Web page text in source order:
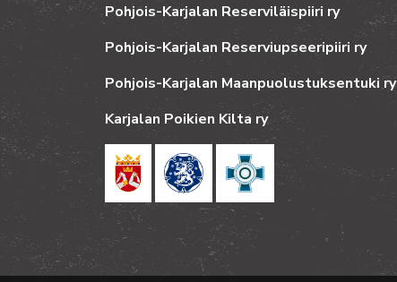
Pohjois-Karjalan Reserviläispiiri ry
Pohjois-Karjalan Reserviupseeripiiri ry
Pohjois-Karjalan Maanpuolustuksentuki ry
Karjalan Poikien Kilta ry